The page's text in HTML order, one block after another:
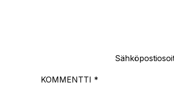
KOMMENTTI *